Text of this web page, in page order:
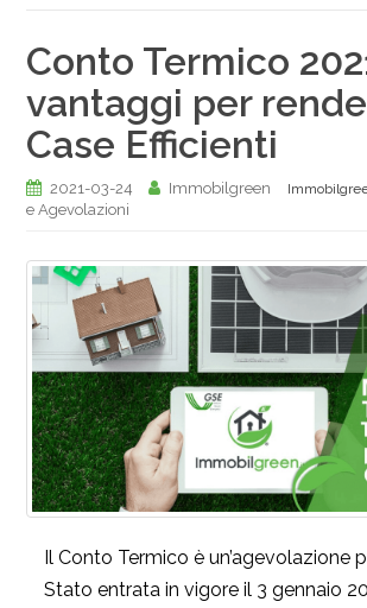
Conto Termico
vantaggi per
Case Efficienti
2021-03-24 Immobilgreen
e Agevolazioni
Il Conto Termico è un’agevolazione
Stato entrata in vigore il 3 gennaio